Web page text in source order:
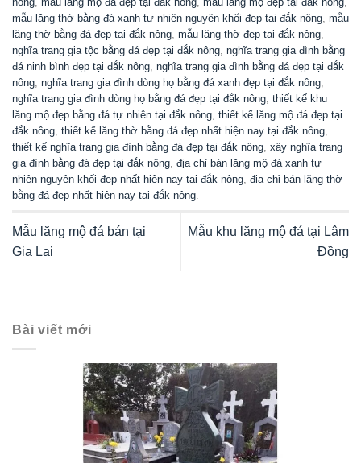
mẫu lăng thờ bằng đá xanh tự nhiên nguyên khối đẹp tại đắk nông mẫu
lăng thờ bằng đá đẹp tại đắk nông mẫu lăng thờ đẹp tại đắk nông
nghĩa trang gia tộc bằng đá đẹp tại đắk nông nghĩa trang gia đình bằng
đá ninh bình đẹp tại đắk nông nghĩa trang gia đình bằng đá đẹp tại đắk
nông nghĩa trang gia đình dòng họ bằng đá xanh đẹp tại đắk nông
nghĩa trang gia đình dòng họ bằng đá đẹp tại đắk nông thiết kế khu
lăng mộ đẹp bằng đá tự nhiên tại đắk nông thiết kế lăng mộ đá đẹp tại
đắk nông thiết kế lăng thờ bằng đá đẹp nhất hiện nay tại đắk nông
thiết kế nghĩa trang gia đình bằng đá đẹp tại đắk nông xây nghĩa trang
gia đình bằng đá đẹp tại đắk nông địa chỉ bán lăng mộ đá xanh tự
nhiên nguyên khối đẹp nhất hiện nay tại đắk nông địa chỉ bán lăng thờ
bằng đá đẹp nhất hiện nay tại đắk nông
Mẫu lăng mộ đá bán tại
Gia Lai
Mẫu khu lăng mộ đá tại Lâm
Đồng
Bài viết mới